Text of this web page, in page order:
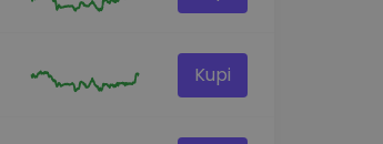
Kupi